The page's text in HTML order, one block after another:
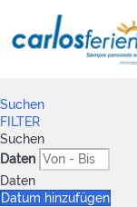
Suchen
FILTER
Suchen
Daten
Daten
Datum hinzufügen